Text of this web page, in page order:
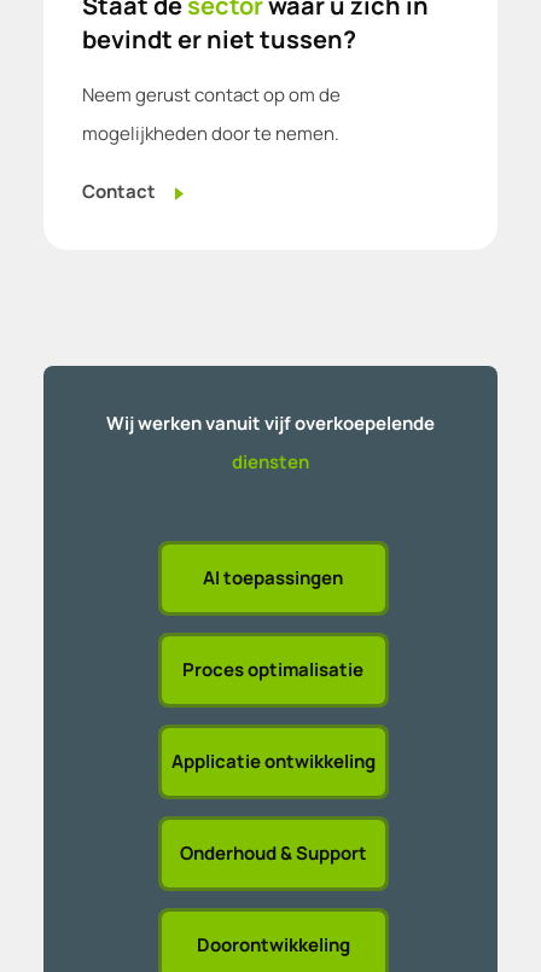
bevindt er niet tussen?
Neem gerust contact op om de
mogelijkheden door te nemen.
Contact
Wij werken vanuit vijf overkoepelende
diensten
AI toepassingen
Proces optimalisatie
Applicatie ontwikkeling
Onderhoud & Support
Doorontwikkeling